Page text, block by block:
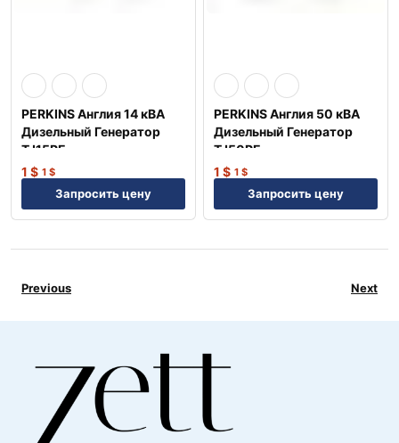
PERKINS Англия 14 кВА
Дизельный Генератор
TJ15PE
1 $ 1 $
Запросить цену
PERKINS Англия 50 кВА
Дизельный Генератор
TJ50PE
1 $ 1 $
Запросить цену
Previous Next